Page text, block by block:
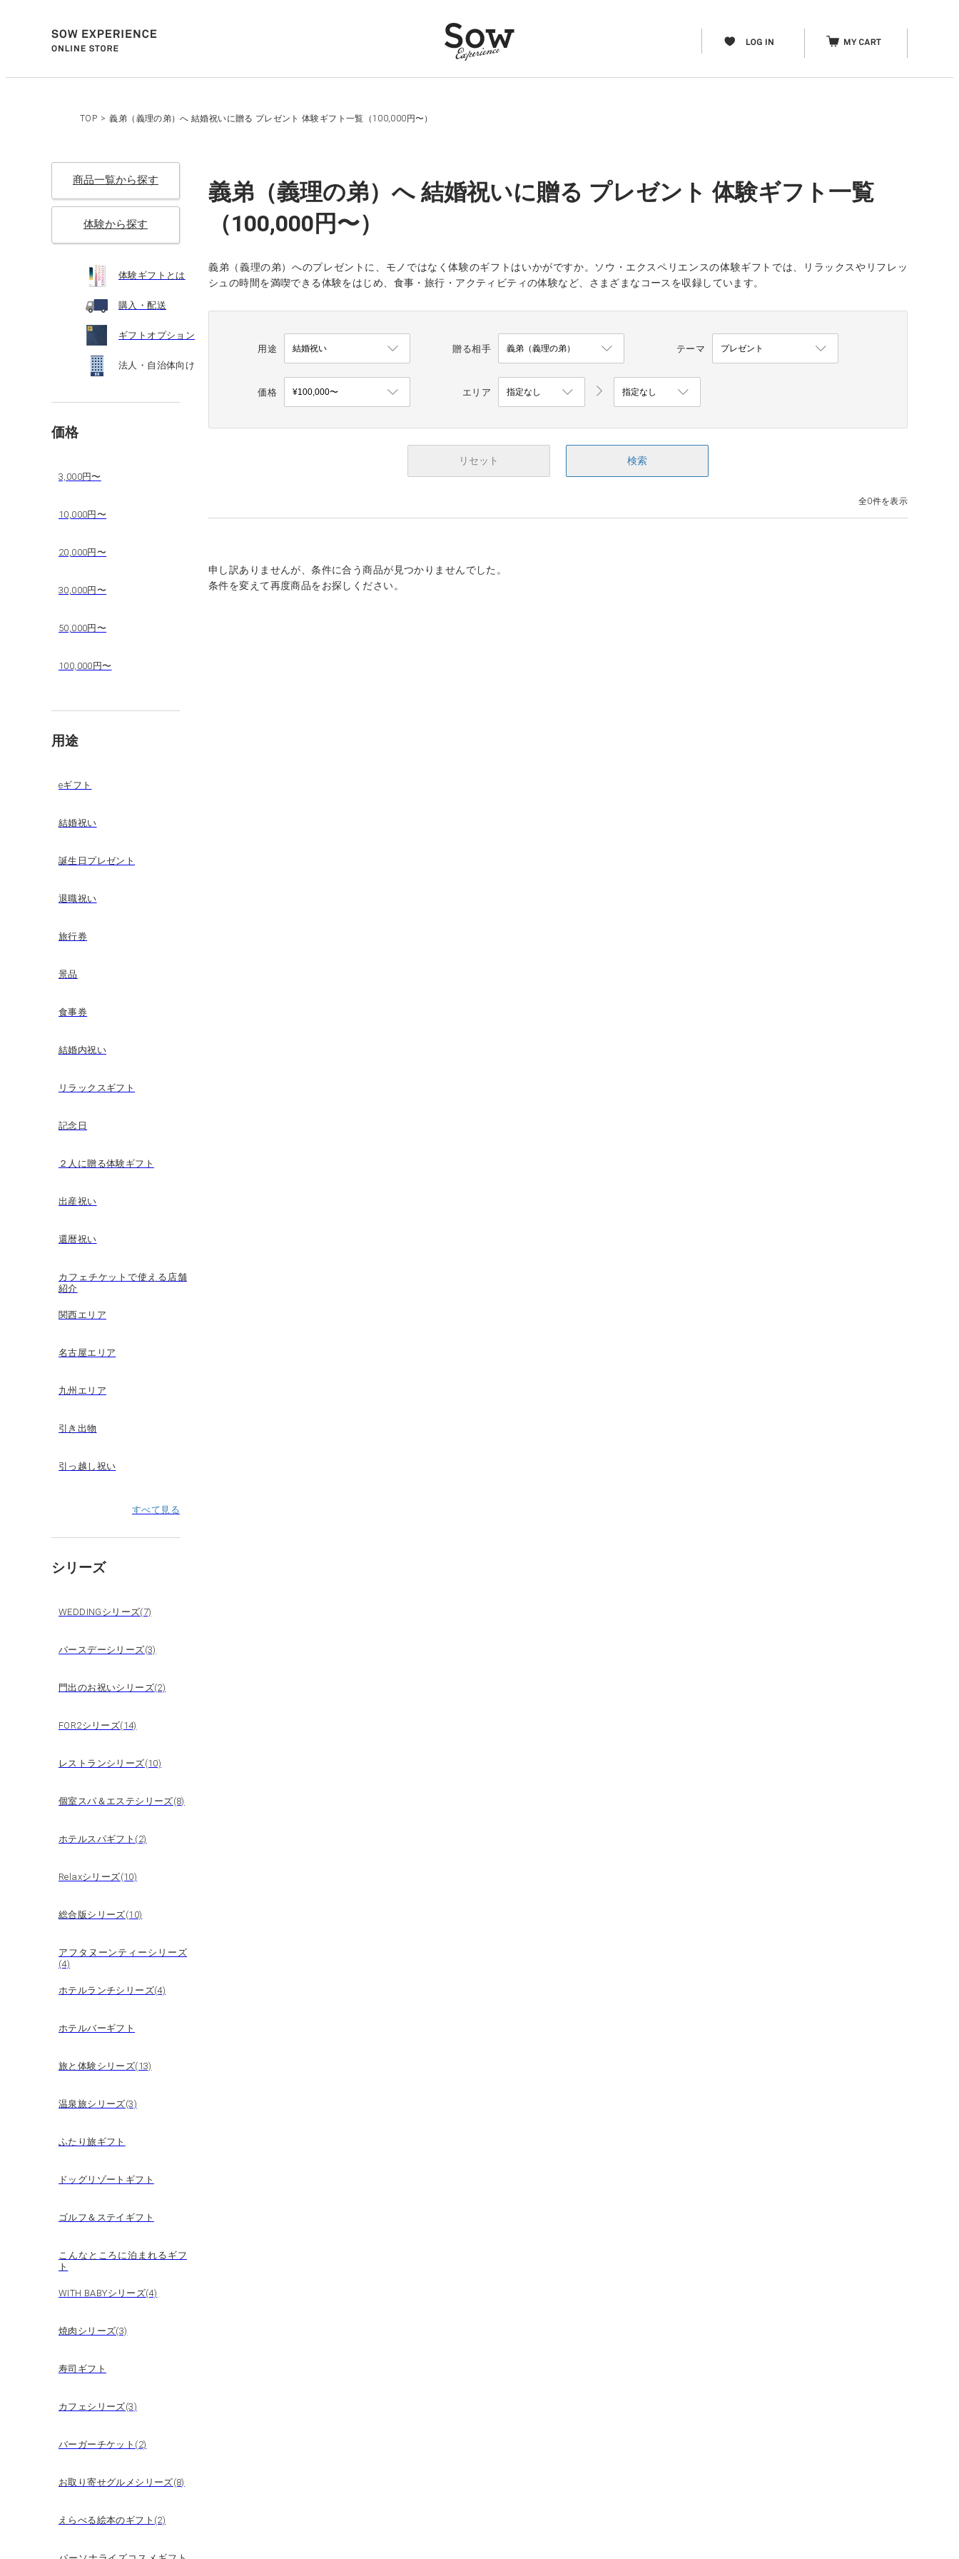
TOP > 義弟（義理の弟）へ 結婚祝いに贈る プレゼント 体験ギフト一覧（100,000円〜）
商品一覧から探す
体験から探す
体験ギフトとは
購入・配送
ギフトオプション
法人・自治体向け
価格
3,000円〜
10,000円〜
20,000円〜
30,000円〜
50,000円〜
100,000円〜
用途
eギフト
結婚祝い
誕生日プレゼント
退職祝い
旅行券
景品
食事券
結婚内祝い
リラックスギフト
記念日
２人に贈る体験ギフト
出産祝い
還暦祝い
カフェチケットで使える店舗
紹介
関西エリア
名古屋エリア
九州エリア
引き出物
引っ越し祝い
すべて見る
シリーズ
WEDDINGシリーズ(7)
バースデーシリーズ(3)
門出のお祝いシリーズ(2)
FOR2シリーズ(14)
レストランシリーズ(10)
個室スパ＆エステシリーズ(8)
ホテルスパギフト(2)
Relaxシリーズ(10)
総合版シリーズ(10)
アフタヌーンティーシリーズ
(4)
ホテルランチシリーズ(4)
ホテルバーギフト
旅と体験シリーズ(13)
温泉旅シリーズ(3)
ふたり旅ギフト
ドッグリゾートギフト
ゴルフ＆ステイギフト
こんなところに泊まれるギフ
ト
WITH BABYシリーズ(4)
焼肉シリーズ(3)
寿司ギフト
カフェシリーズ(3)
バーガーチケット(2)
お取り寄せグルメシリーズ(8)
えらべる絵本のギフト(2)
義弟（義理の弟）へ 結婚祝いに贈る プレゼント 体験ギフト一覧
（100,000円〜）
義弟（義理の弟）へのプレゼントに、モノではなく体験のギフトはいかがですか。ソウ・エクスペリエンスの体験ギフトでは、リラックスやリフレッ
シュの時間を満喫できる体験をはじめ、食事・旅行・アクティビティの体験など、さまざまなコースを収録しています。
用途 贈る相手 テーマ
価格 エリア
リセット 検索
全0件を表示
申し訳ありませんが、条件に合う商品が見つかりませんでした。
条件を変えて再度商品をお探しください。